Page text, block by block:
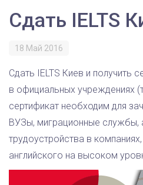
Сдать IELTS
18 Май 2016
Сдать IELTS Киев и получить
в официальных учреждениях
сертификат необходим для
ВУЗы, миграционные службы,
трудоустройства в
английского на высоком